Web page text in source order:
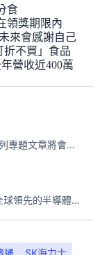
食
領獎期限內
來會感謝自己
折不買」食品
營收近400萬
ETF是什麼？ETF投資如何入門？本系列專題文章將會告訴你新手必須知道的ETF基礎知識。
台積電（tSMC；股票代號2330）是全球領先的半導體代工公司，成立於1987年，總部位於台灣新竹。且已於美國、日本、德國及中國設廠，台積電是全球首家專業積體電路製造服務公司，也是全球最先進和最大規模的半導體代工廠。
通 SK海力士